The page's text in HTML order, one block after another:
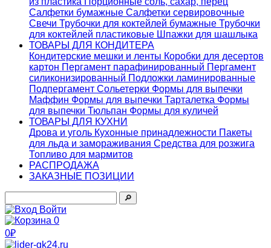
Салфетки бумажные Салфетки сервировочные
Свечи Трубочки для коктейлей бумажные Трубочки
для коктейлей пластиковые Шпажки для шашлыка
ТОВАРЫ ДЛЯ КОНДИТЕРА
Кондитерские мешки и ленты Коробки для десертов
картон Пергамент парафинированный Пергамент
силиконизированный Подложки ламинированные
Подпергамент Сольетерки Формы для выпечки
Маффин Формы для выпечки Тарталетка Формы
для выпечки Тюльпан Формы для куличей
ТОВАРЫ ДЛЯ КУХНИ
Дрова и уголь Кухонные принадлежности Пакеты
для льда и замораживания Средства для розжига
Топливо для мармитов
РАСПРОДАЖА
ЗАКАЗНЫЕ ПОЗИЦИИ
🔎︎
Войти
0
0₽